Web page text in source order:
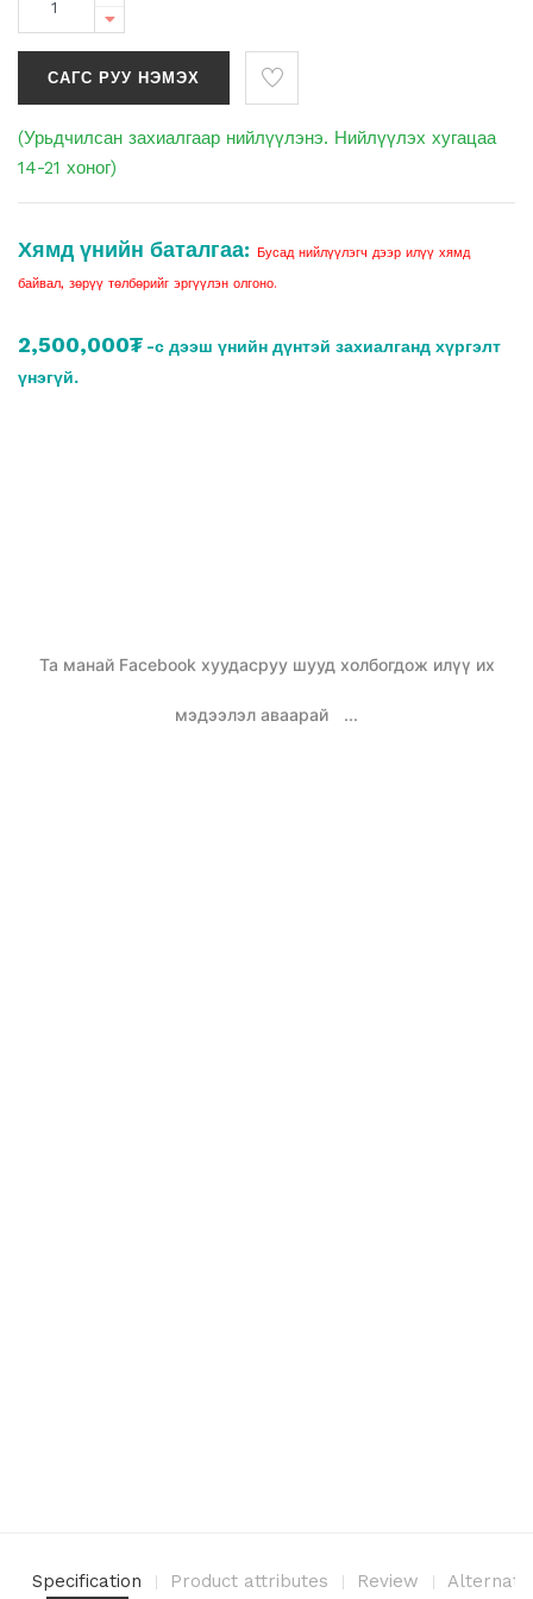
САГС РУУ НЭМЭХ
(Урьдчилсан захиалгаар нийлүүлэнэ. Нийлүүлэх хугацаа
14-21 хоног)
Хямд үнийн баталгаа:
Бусад нийлүүлэгч дээр илүү хямд
байвал, зөрүү төлбөрийг эргүүлэн олгоно.
2,500,000₮ -с дээш үнийн дүнтэй захиалганд хүргэлт
үнэгүй.
Та манай Facebook хуудасруу шууд холбогдож илүү их
мэдээлэл аваарай ...
Specification Product attributes Review